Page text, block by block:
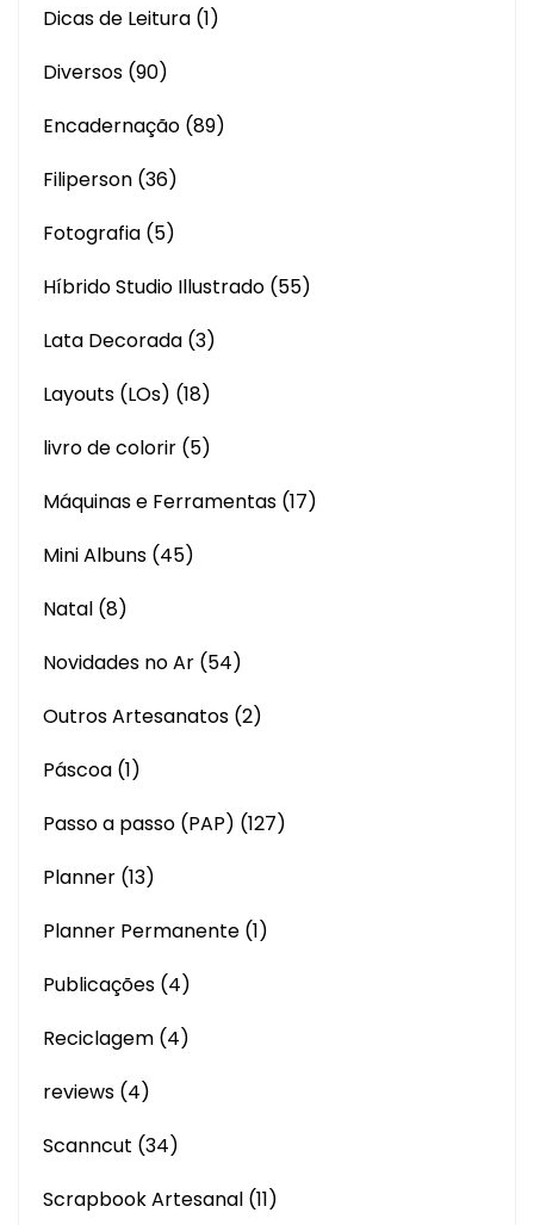
Dicas de Leitura (1)
Diversos (90)
Encadernação (89)
Filiperson (36)
Fotografia (5)
Híbrido Studio Illustrado (55)
Lata Decorada (3)
Layouts (LOs) (18)
livro de colorir (5)
Máquinas e Ferramentas (17)
Mini Albuns (45)
Natal (8)
Novidades no Ar (54)
Outros Artesanatos (2)
Páscoa (1)
Passo a passo (PAP) (127)
Planner (13)
Planner Permanente (1)
Publicações (4)
Reciclagem (4)
reviews (4)
Scanncut (34)
Scrapbook Artesanal (11)